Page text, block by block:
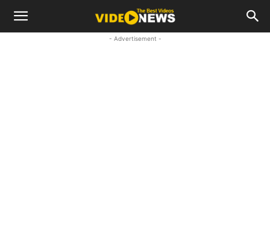
- Advertisement -